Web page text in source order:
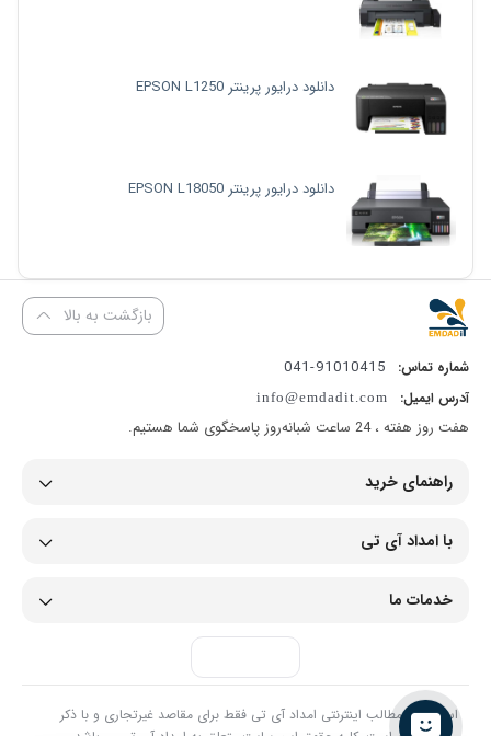
دانلود درایور پرینتر EPSON L1250
دانلود درایور پرینتر EPSON L18050
بازگشت به بالا
شماره تماس: 91010415-041
آدرس ایمیل: info@emdadit.com
هفت روز هفته ، 24 ساعت شبانه‌روز پاسخگوی شما هستیم.
راهنمای خرید
با امداد آی تی
خدمات ما
استفاده از مطالب اینترنتی امداد آی تی فقط برای مقاصد غیرتجاری و با ذکر